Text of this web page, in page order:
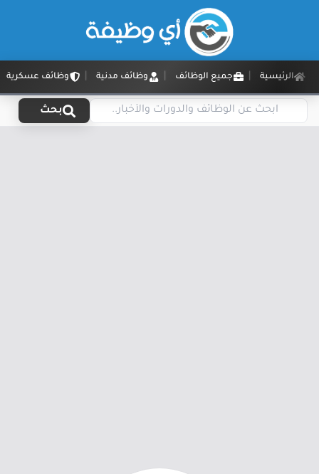
الرئيسية جميع الوظائف وظائف مدنية وظائف عسكرية
بحث